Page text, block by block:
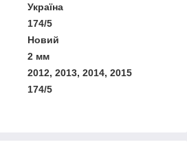
Україна
174/5
Новий
2 мм
2012, 2013, 2014, 2015
174/5